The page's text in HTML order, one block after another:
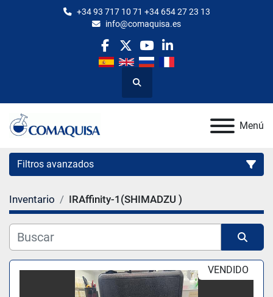
+34 93 717 10 71 +34 654 27 23 13
info@comaquisa.es
facebook
twitteryoutubelinkedin
Buscar
Menú
Filtros avanzados
Categoría
Fabricante
Inventario IRAffinity-1(SHIMADZU )
Ordenar por VENDIDO